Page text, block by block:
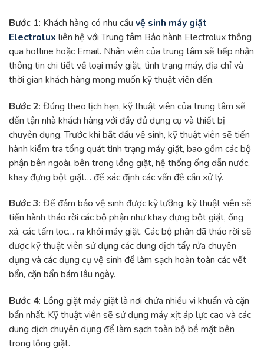
Bước 1: Khách hàng có nhu cầu vệ sinh máy giặt
Electrolux liên hệ với Trung tâm Bảo hành Electrolux thông
qua hotline hoặc Email. Nhân viên của trung tâm sẽ tiếp nhận
thông tin chi tiết về loại máy giặt, tình trạng máy, địa chỉ và
thời gian khách hàng mong muốn kỹ thuật viên đến.
Bước 2: Đúng theo lịch hẹn, kỹ thuật viên của trung tâm sẽ
đến tận nhà khách hàng với đầy đủ dụng cụ và thiết bị
chuyên dụng. Trước khi bắt đầu vệ sinh, kỹ thuật viên sẽ tiến
hành kiểm tra tổng quát tình trạng máy giặt, bao gồm các bộ
phận bên ngoài, bên trong lồng giặt, hệ thống ống dẫn nước,
khay đựng bột giặt… để xác định các vấn đề cần xử lý.
Bước 3: Để đảm bảo vệ sinh được kỹ lưỡng, kỹ thuật viên sẽ
tiến hành tháo rời các bộ phận như khay đựng bột giặt, ống
xả, các tấm lọc… ra khỏi máy giặt. Các bộ phận đã tháo rời sẽ
được kỹ thuật viên sử dụng các dung dịch tẩy rửa chuyên
dụng và các dụng cụ vệ sinh để làm sạch hoàn toàn các vết
bẩn, cặn bẩn bám lâu ngày.
Bước 4: Lồng giặt máy giặt là nơi chứa nhiều vi khuẩn và cặn
bẩn nhất. Kỹ thuật viên sẽ sử dụng máy xịt áp lực cao và các
dung dịch chuyên dụng để làm sạch toàn bộ bề mặt bên
trong lồng giặt.